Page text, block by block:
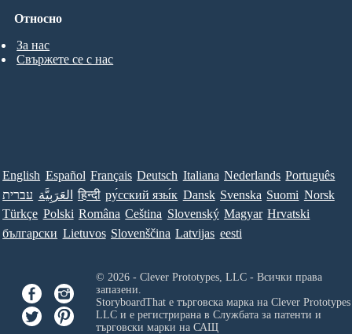
Относно
За нас
Свържете се с нас
English Español Français Deutsch Italiana Nederlands Português
עברית العَرَبِيَّة हिन्दी ру́сский язы́к Dansk Svenska Suomi Norsk
Türkçe Polski Româna Ceština Slovenský Magyar Hrvatski
български Lietuvos Slovenščina Latvijas eesti
© 2026 - Clever Prototypes, LLC - Всички права
запазени.
StoryboardThat е търговска марка на Clever
LLCи е регистрирана в Службата за патенти и
търговски марки на САЩ